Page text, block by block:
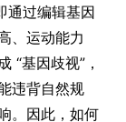
通过编辑基因
、运动能力
“基因歧视”，
违背自然规
。因此，如何